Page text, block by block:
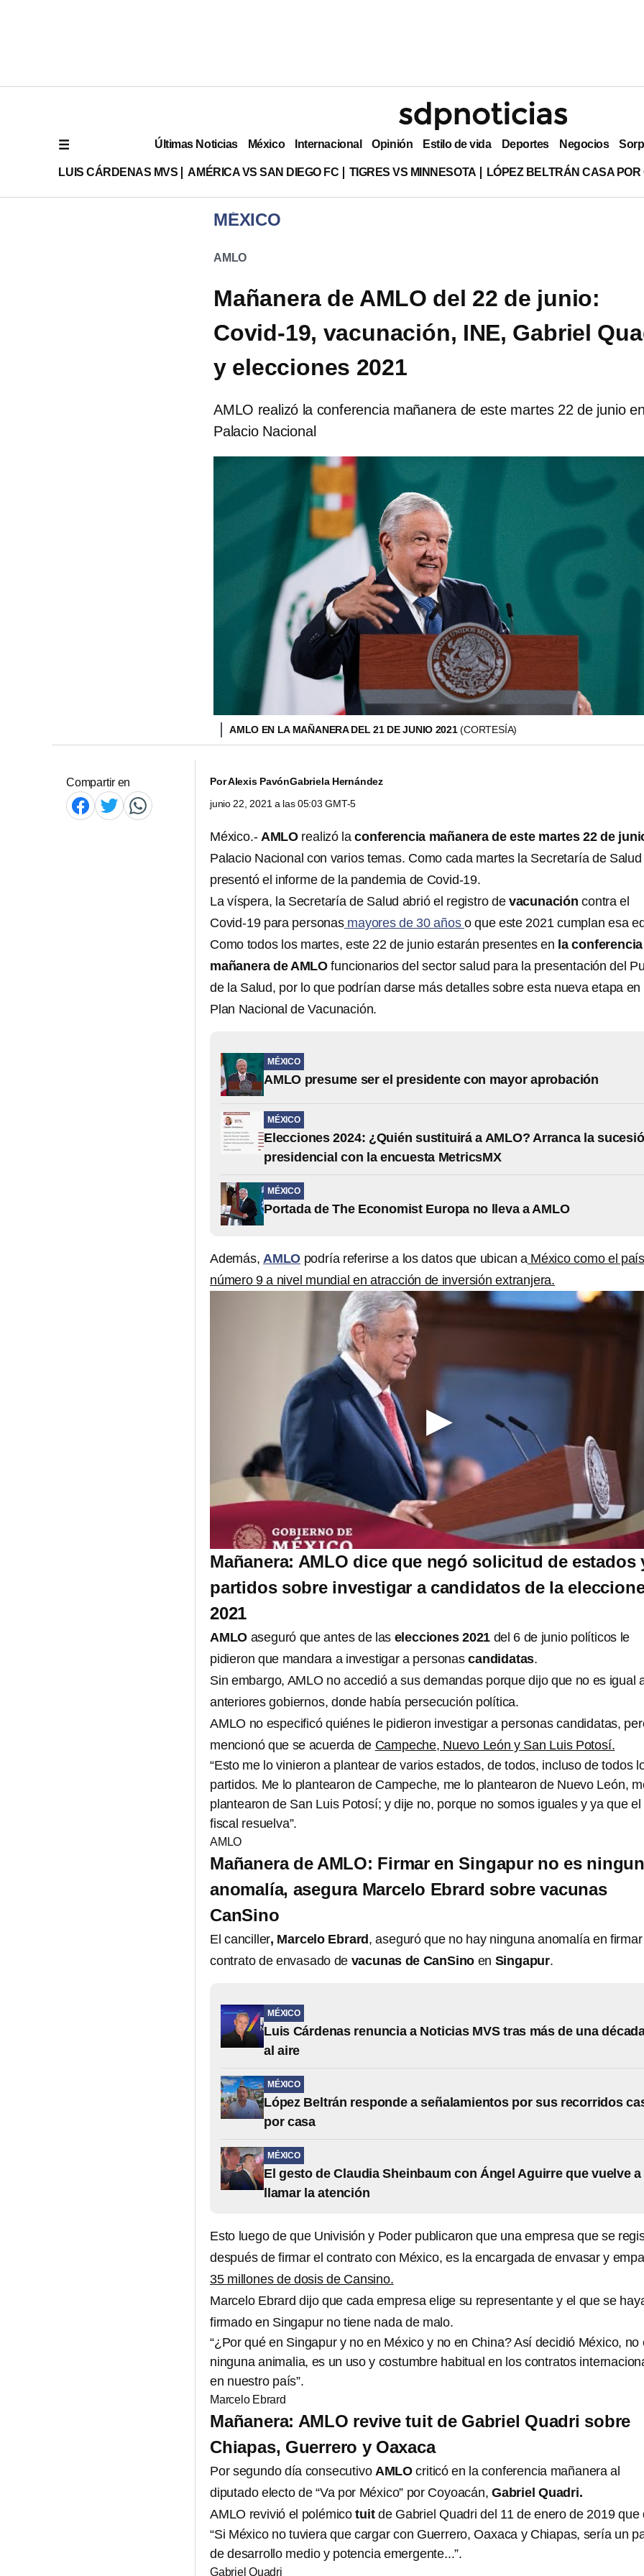
Últimas Noticias México Internacional Opinión Estilo de vida Deportes Negocios
LUIS CÁRDENAS MVS AMÉRICA VS SAN DIEGO FC TIGRES VS MINNESOTA LÓPEZ BELTRÁN CASA
MÉXICO
AMLO
Mañanera de AMLO del 22 de junio:
Covid-19, vacunación, INE, Gabriel
y elecciones 2021
AMLO realizó la conferencia mañanera de este martes 22 de junio
Palacio Nacional
AMLO EN LA MAÑANERA DEL 21 DE JUNIO 2021(CORTESÍA)
Compartir en PorAlexis PavónGabriela Hernández
junio 22, 2021 a las 05:03 GMT-5
México.- AMLO realizó laconferencia mañanera de este martes 22 de
Palacio Nacional con varios temas. Como cada martes la Secretaría de Salud
presentó el informe de la pandemia de Covid-19.
La víspera, la Secretaría de Salud abrió el registro de vacunación contra el
Covid-19 para personasmayores de 30 años o que este 2021 cumplan esa
Como todos los martes, este 22 de junio estarán presentes en la conferencia
mañanera de AMLOfuncionarios del sector salud para la presentación del
de la Salud, por lo que podrían darse más detalles sobre esta nueva etapa en
Plan Nacional de Vacunación.
MÉXICO
AMLO presume ser el presidente con mayor aprobación
MÉXICO
Elecciones 2024: ¿Quién sustituirá a AMLO? Arranca la
presidencial con la encuesta MetricsMX
MÉXICO
Portada de The Economist Europa no lleva a AMLO
Además, AMLO podría referirse a los datos que ubican aMéxico como el
número 9 a nivel mundial en atracción de inversión extranjera.
Mañanera: AMLO dice que negó solicitud de estados
partidos sobre investigar a candidatos de la
2021
AMLO aseguró que antes de las elecciones 2021 del 6 de junio políticos le
pidieron que mandara a investigar a personascandidatas.
Sin embargo, AMLO no accedió a sus demandas porque dijo que no es igual
anteriores gobiernos, donde había persecución política.
AMLO no especificó quiénes le pidieron investigar a personas candidatas,
mencionó que se acuerda de Campeche, Nuevo León y San Luis Potosí.
“Esto me lo vinieron a plantear de varios estados, de todos, incluso de todos
partidos. Me lo plantearon de Campeche, me lo plantearon de Nuevo León,
plantearon de San Luis Potosí; y dije no, porque no somos iguales y ya que el
fiscal resuelva”.
AMLO
Mañanera de AMLO: Firmar en Singapur no es
anomalía, asegura Marcelo Ebrard sobre vacunas
CanSino
El canciller, Marcelo Ebrard , aseguró que no hay ninguna anomalía en
contrato de envasado de vacunas de CanSino en Singapur.
MÉXICO
Luis Cárdenas renuncia a Noticias MVS tras más de una
al aire
MÉXICO
López Beltrán responde a señalamientos por sus recorridos
por casa
MÉXICO
El gesto de Claudia Sheinbaum con Ángel Aguirre que vuelve a
llamar la atención
Esto luego de que Univisión y Poder publicaron que una empresa que se
después de firmar el contrato con México, es la encargada de envasar y
35 millones de dosis de Cansino.
Marcelo Ebrard dijo que cada empresa elige su representante y el que se
firmado en Singapur no tiene nada de malo.
“¿Por qué en Singapur y no en México y no en China? Así decidió México, no
ninguna animalia, es un uso y costumbre habitual en los contratos
en nuestro país”.
Marcelo Ebrard
Mañanera: AMLO revive tuit de Gabriel Quadri sobre
Chiapas, Guerrero y Oaxaca
Por segundo día consecutivo AMLO criticó en la conferencia mañanera al
diputado electo de “Va por México” por Coyoacán, Gabriel Quadri.
AMLO revivió el polémicotuitde Gabriel Quadri del 11 de enero de 2019 que
“Si México no tuviera que cargar con Guerrero, Oaxaca y Chiapas, sería un
de desarrollo medio y potencia emergente...”.
Gabriel Quadri